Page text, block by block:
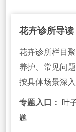
花卉诊所导读
花卉诊所栏目
养护、常见问
按具体场景深入
专题入口： 叶
题